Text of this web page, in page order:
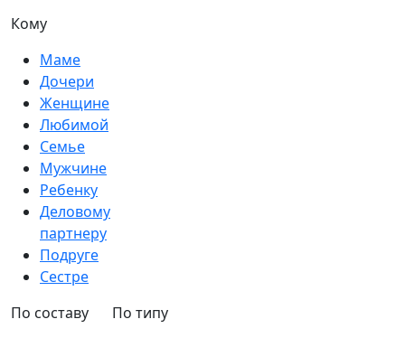
Кому
Маме
Дочери
Женщине
Любимой
Семье
Мужчине
Ребенку
Деловому
партнеру
Подруге
Сестре
По составу
По типу